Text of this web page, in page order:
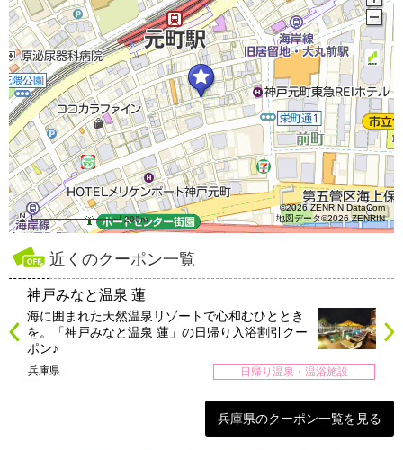
200m
©2026 ZENRIN DataCom
地図データ©2026 ZENRIN
近くのクーポン一覧
神戸みなと温泉 蓮
海に囲まれた天然温泉リゾートで心和むひととき
を。「神戸みなと温泉 蓮」の日帰り入浴割引クー
ポン♪
兵庫県 日帰り温泉・温浴施設
兵庫県のクーポン一覧を見る